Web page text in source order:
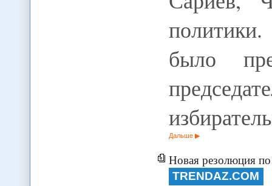
было
Дальше
Новая резолюция по
TRENDAZ.COM